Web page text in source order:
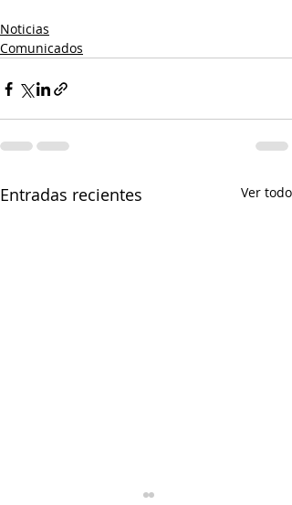
Noticias
Comunicados
Entradas recientes Ver todo